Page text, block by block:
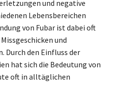
und negative
Lebensbereichen
von Fubar ist dabei oft
und
Durch den Einfluss der
hat sich die Bedeutung von
oft in alltäglichen